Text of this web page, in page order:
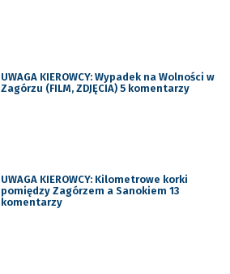
UWAGA KIEROWCY: Wypadek na Wolności w
Zagórzu (FILM, ZDJĘCIA) 5 komentarzy
UWAGA KIEROWCY: Kilometrowe korki
pomiędzy Zagórzem a Sanokiem 13
komentarzy